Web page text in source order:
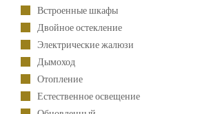
Встроенные шкафы
Двойное остекление
Электрические жалюзи
Дымоход
Отопление
Естественное освещение